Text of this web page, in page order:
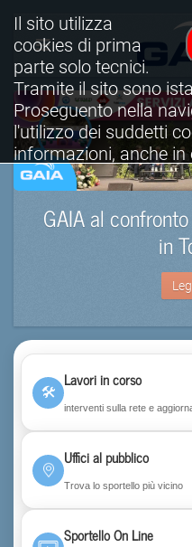
GAIA al
in
🛠
Lavori in corso
interventi sulla rete e
Uffici al pubblico
Trova lo sportello più vicino
Sportello On Line
Il sito utilizza
cookies di prima
parte solo tecnici.
Tramite il sito sono
Proseguento nella
l'utilizzo dei suddetti
informazioni, anche in
è possibile consultare
completa.
Visualizza